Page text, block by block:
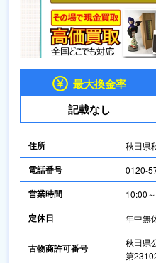
最大換金率
記載なし
住所 秋田県
電話番号 0120-
営業時間 10:00
定休日 年中無
古物商許可番号
秋田県
第